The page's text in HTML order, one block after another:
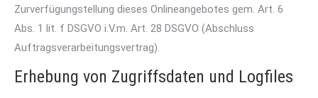
Zurverfügungstellung dieses Onlineangebotes gem. Art. 6
Abs. 1 lit. f DSGVO i.V.m. Art. 28 DSGVO (Abschluss
Auftragsverarbeitungsvertrag).
Erhebung von Zugriffsdaten und Logfiles